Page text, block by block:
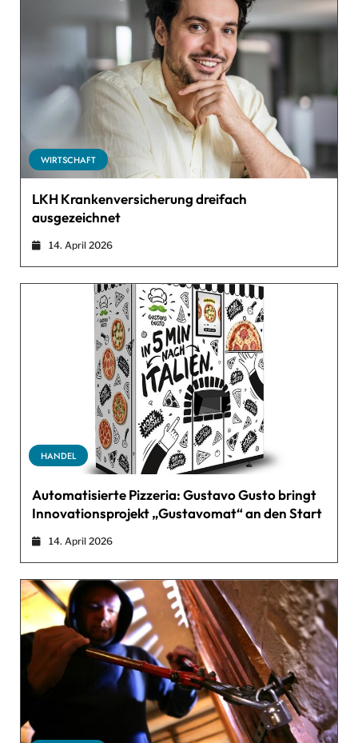
WIRTSCHAFT
LKH Krankenversicherung dreifach
ausgezeichnet
14. April 2026
HANDEL
Automatisierte Pizzeria: Gustavo Gusto bringt
Innovationsprojekt „Gustavomat“ an den Start
14. April 2026